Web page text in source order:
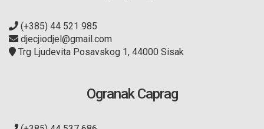
(+385) 44 521 985
djecjiodjel@gmail.com
Trg Ljudevita Posavskog 1, 44000 Sisak
Ogranak Caprag